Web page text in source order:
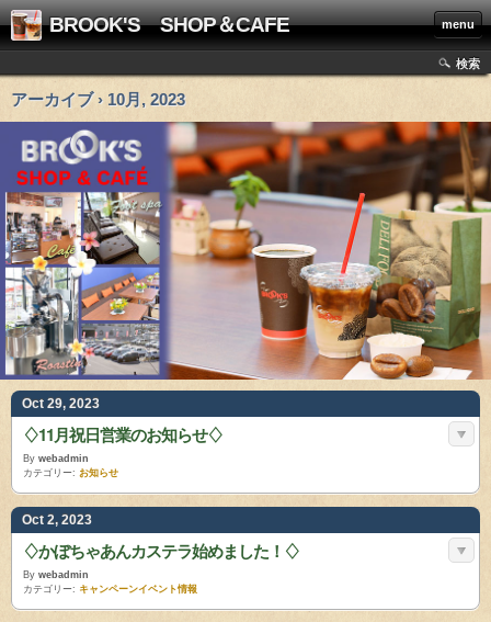
BROOK'S SHOP＆CAFE menu
検索
アーカイブ › 10月, 2023
Oct 29, 2023
♢11月祝日営業のお知らせ♢
By webadmin
カテゴリー: お知らせ
Oct 2, 2023
♢かぼちゃあんカステラ始めました！♢
By webadmin
カテゴリー: キャンペーンイベント情報